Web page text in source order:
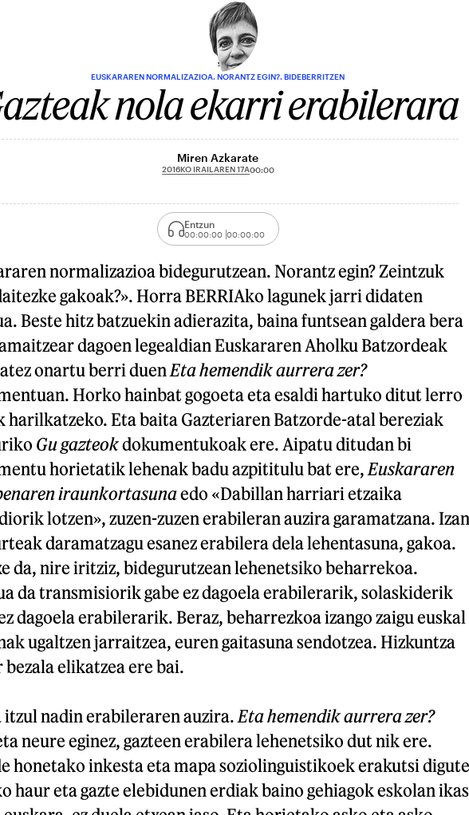
EUSKARAREN NORMALIZAZIOA. NORANTZ EGIN?. BIDEBERRITZEN
nola ekarri erabilerara
Miren Azkarate
2016KO IRAILAREN 17A00:00
Entzun
00:00:00 00:00:00
normalizazioa bidegurutzean. Norantz egin? Zeintzuk
gakoak?». Horra BERRIAko lagunek jarri didaten
Beste hitz batzuekin adierazita, baina funtsean galdera bera
dagoen legealdian Euskararen Aholku Batzordeak
onartu berri duen Eta hemendik aurrera zer?
Horko hainbat gogoeta eta esaldi hartuko ditut lerro
harilkatzeko. Eta baita Gazteriaren Batzorde-atal bereziak
Gu gazteokdokumentukoak ere. Aipatu ditudan bi
horietatik lehenak badu azpititulu bat ere, Euskararen
iraunkortasunaedo «Dabillan harriari etzaika
lotzen», zuzen-zuzen erabileran auzira garamatzana. Izan
daramatzagu esanez erabilera dela lehentasuna, gakoa.
da, nire iritziz, bidegurutzean lehenetsiko beharrekoa.
da transmisiorik gabe ez dagoela erabilerarik, solaskiderik
dagoela erabilerarik. Beraz, beharrezkoa izango zaigu euskal
ugaltzen jarraitzea, euren gaitasuna sendotzea. Hizkuntza
bezala elikatzea ere bai.
itzul nadin erabileraren auzira. Eta hemendik aurrera zer?
neure eginez, gazteen erabilera lehenetsiko dut nik ere.
honetako inkesta eta mapa soziolinguistikoek erakutsi digute
haur eta gazte elebidunen erdiak baino gehiagok eskolan